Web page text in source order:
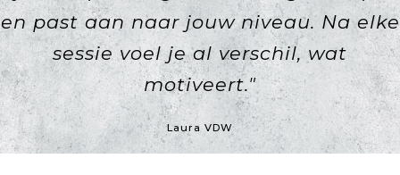
voelt je echt op je gemak."
Ann DK
en past aan naar jouw niveau. Na elke
sessie voel je al verschil, wat
motiveert."
Laura VDW